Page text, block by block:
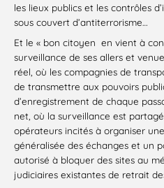
les lieux publics et les contrôles
sous couvert d’antiterrorisme…
Et le « bon citoyen en vient à
surveillance de ses allers et
réel, où les compagnies de
de transmettre aux pouvoirs
d’enregistrement de chaque
net, où la surveillance est
opérateurs incités à organiser
généralisée des échanges et un
autorisé à bloquer des sites au
judiciaires existantes de retrait